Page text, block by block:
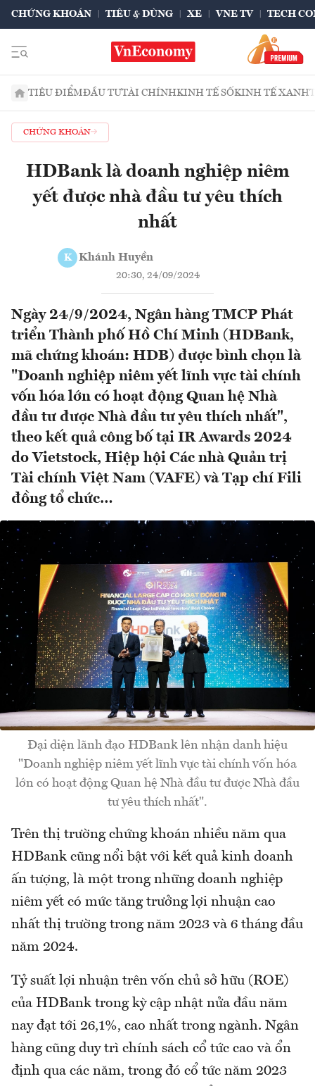
CHỨNG KHOÁN TIÊU & DÙNG XE VNE TV TECH
TIÊU ĐIỂMĐẦU TƯTÀI CHÍNHKINH TẾ SỐKINH TẾ XANH
CHỨNG KHOÁN
HDBank là doanh nghiệp niêm
yết được nhà đầu tư yêu thích
nhất
K Khánh Huyền
20:30, 24/09/2024
Ngày 24/9/2024, Ngân hàng TMCP Phát
triển Thành phố Hồ Chí Minh (HDBank,
mã chứng khoán: HDB) được bình chọn là
"Doanh nghiệp niêm yết lĩnh vực tài chính
vốn hóa lớn có hoạt động Quan hệ Nhà
đầu tư được Nhà đầu tư yêu thích nhất",
theo kết quả công bố tại IR Awards 2024
do Vietstock, Hiệp hội Các nhà Quản trị
Tài chính Việt Nam (VAFE) và Tạp chí Fili
đồng tổ chức…
Đại diện lãnh đạo HDBank lên nhận danh hiệu
"Doanh nghiệp niêm yết lĩnh vực tài chính vốn hóa
lớn có hoạt động Quan hệ Nhà đầu tư được Nhà đầu
tư yêu thích nhất".
Trên thị trường chứng khoán nhiều năm qua
HDBank cũng nổi bật với kết quả kinh doanh
ấn tượng, là một trong những doanh nghiệp
niêm yết có mức tăng trưởng lợi nhuận cao
nhất thị trường trong năm 2023 và 6 tháng đầu
năm 2024.
Tỷ suất lợi nhuận trên vốn chủ sở hữu (ROE)
của HDBank trong kỳ cập nhật nửa đầu năm
nay đạt tới 26,1%, cao nhất trong ngành. Ngân
hàng cũng duy trì chính sách cổ tức cao và ổn
định qua các năm, trong đó cổ tức năm 2023